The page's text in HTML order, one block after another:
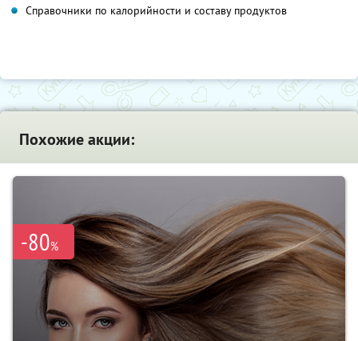
Справочники по калорийности и составу продуктов
Похожие акции:
-80%